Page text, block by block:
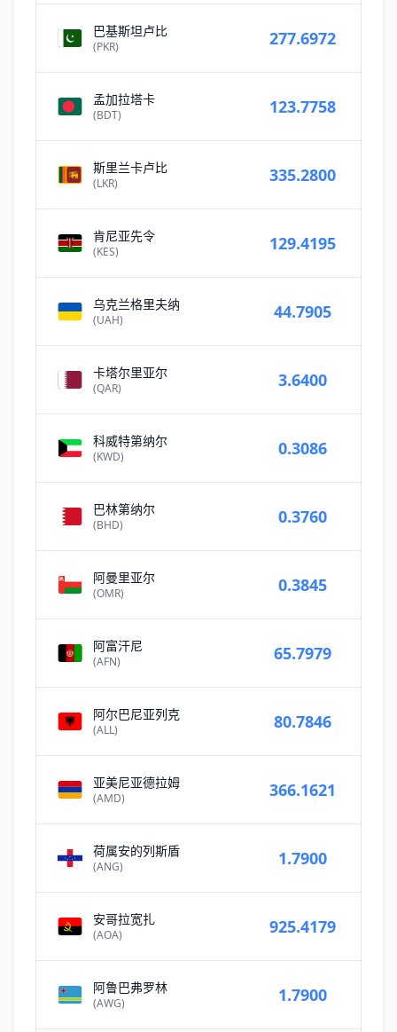
巴基斯坦卢比
(PKR) 277.6972
孟加拉塔卡
(BDT) 123.7758
斯里兰卡卢比
(LKR) 335.2800
肯尼亚先令
(KES) 129.4195
乌克兰格里夫纳
(UAH) 44.7905
卡塔尔里亚尔
(QAR) 3.6400
科威特第纳尔
(KWD) 0.3086
巴林第纳尔
(BHD) 0.3760
阿曼里亚尔
(OMR) 0.3845
阿富汗尼
(AFN) 65.7979
阿尔巴尼亚列克
(ALL) 80.7846
亚美尼亚德拉姆
(AMD) 366.1621
荷属安的列斯盾
(ANG) 1.7900
安哥拉宽扎
(AOA) 925.4179
阿鲁巴弗罗林
(AWG) 1.7900